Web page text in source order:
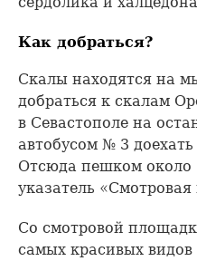
Как добраться?
Скалы находятся на
добраться к скалам
в Севастополе на
автобусом № 3
Отсюда пешком около
указатель
Со смотровой
самых красивых